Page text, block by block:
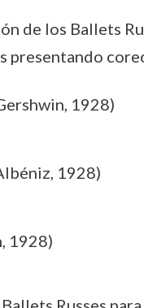
de los Ballets
presentando
1928)
1928)
1928)